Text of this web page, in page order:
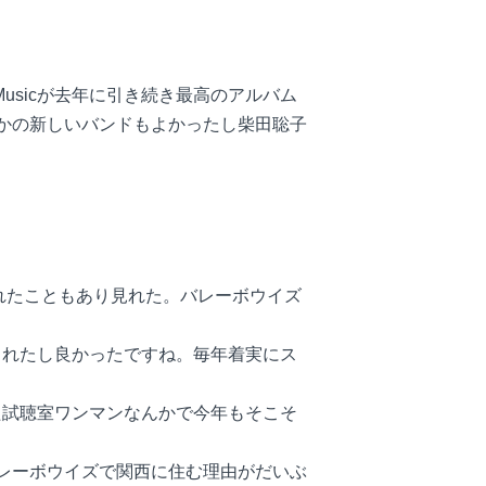
が去年に引き続き最高のアルバム
の新しいバンドもよかったし柴田聡子
こともあり見れた。バレーボウイズ
たし良かったですね。毎年着実にス
聴室ワンマンなんかで今年もそこそ
ボウイズで関西に住む理由がだいぶ